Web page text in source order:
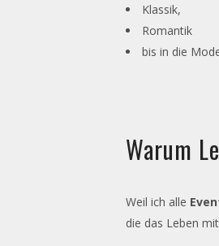
Klassik,
Romantik
bis in die
Warum
Weil ich alle
die das Leben